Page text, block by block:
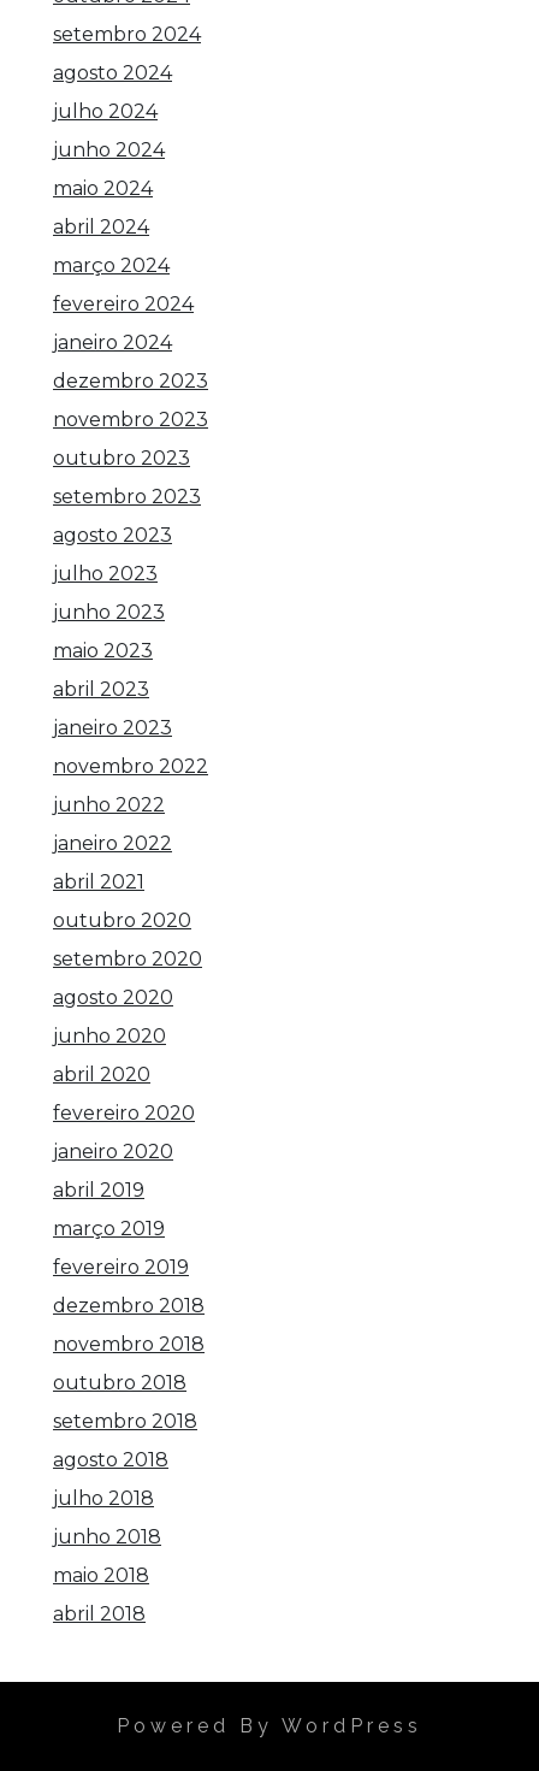
setembro 2024
agosto 2024
julho 2024
junho 2024
maio 2024
abril 2024
março 2024
fevereiro 2024
janeiro 2024
dezembro 2023
novembro 2023
outubro 2023
setembro 2023
agosto 2023
julho 2023
junho 2023
maio 2023
abril 2023
janeiro 2023
novembro 2022
junho 2022
janeiro 2022
abril 2021
outubro 2020
setembro 2020
agosto 2020
junho 2020
abril 2020
fevereiro 2020
janeiro 2020
abril 2019
março 2019
fevereiro 2019
dezembro 2018
novembro 2018
outubro 2018
setembro 2018
agosto 2018
julho 2018
junho 2018
maio 2018
abril 2018
Powered By WordPress